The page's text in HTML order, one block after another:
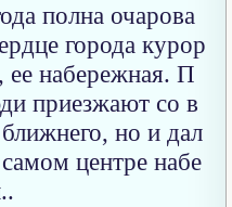
полна очарова
города курор
ее набережная. П
приезжают со в
но и дал
центре набе